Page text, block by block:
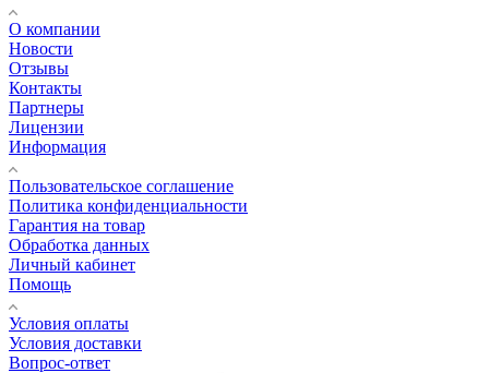
О компании
Новости
Отзывы
Контакты
Партнеры
Лицензии
Информация
Пользовательское соглашение
Политика конфиденциальности
Гарантия на товар
Обработка данных
Личный кабинет
Помощь
Условия оплаты
Условия доставки
Вопрос-ответ